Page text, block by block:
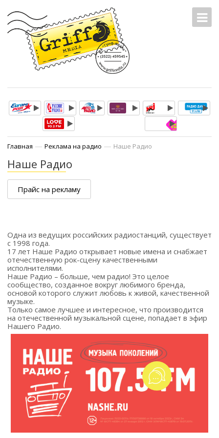
Главная — Реклама на радио — Наше Радио
Наше Радио
Прайс на рекламу
Одна из ведущих российских радиостанций, существует
с 1998 года.
17 лет Наше Радио открывает новые имена и снабжает
отечественную рок-сцену качественными
исполнителями.
Наше Радио – больше, чем радио! Это целое
сообщество, созданное вокруг любимого бренда,
основой которого служит любовь к живой, качественной
музыке.
Только самое лучшее и интересное, что производится
на отечественной музыкальной сцене, попадает в эфир
Нашего Радио.